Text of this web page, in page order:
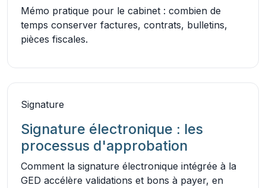
Mémo pratique pour le cabinet : combien de
temps conserver factures, contrats, bulletins,
pièces fiscales.
Signature
Signature électronique : les
processus d'approbation
Comment la signature électronique intégrée à la
GED accélère validations et bons à payer, en